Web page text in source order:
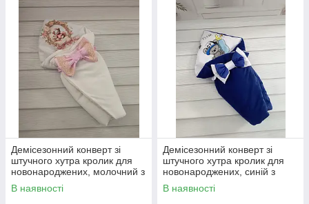
Демісезонний конверт зі
штучного хутра кролик для
новонароджених, молочний з
принтом ведмежатко
В наявності
Демісезонний конверт зі
штучного хутра кролик для
новонароджених, синій з
принтом ведмедик Boy
В наявності